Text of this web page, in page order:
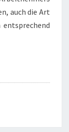
auch die Art
entsprechend